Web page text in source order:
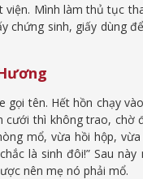
Mình làm thủ tục
sinh, giấy dùng
tên. Hết hồn chạy
cưới thì không trao, chờ
mổ, vừa hồi hộp,
là sinh đôi!” Sau
nên mẹ nó phải mổ.